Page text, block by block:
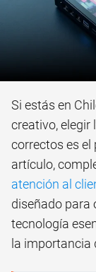
Si estás en
creativo, elegir
correctos es
artículo,
atención al
diseñado para
tecnología
la importancia